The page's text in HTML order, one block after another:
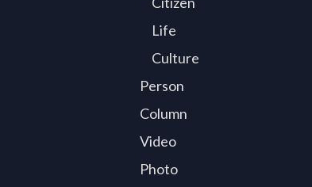
Life
Culture
Person
Column
Video
Photo